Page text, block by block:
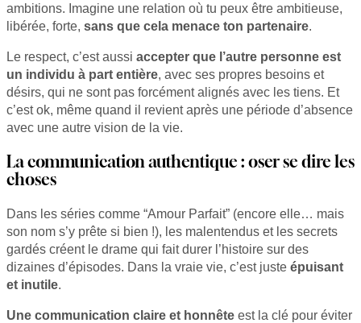
ambitions. Imagine une relation où tu peux être ambitieuse,
libérée, forte, sans que cela menace ton partenaire.
Le respect, c’est aussi accepter que l’autre personne est
un individu à part entière, avec ses propres besoins et
désirs, qui ne sont pas forcément alignés avec les tiens. Et
c’est ok, même quand il revient après une période d’absence
avec une autre vision de la vie.
La communication authentique : oser se dire les
choses
Dans les séries comme “Amour Parfait” (encore elle… mais
son nom s’y prête si bien !), les malentendus et les secrets
gardés créent le drame qui fait durer l’histoire sur des
dizaines d’épisodes. Dans la vraie vie, c’est juste épuisant
et inutile
Une communication claire et honnête est la clé pour éviter